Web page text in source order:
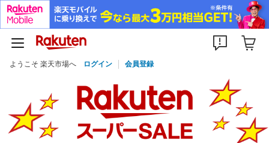
ようこそ 楽天市場へ ログイン 会員登録